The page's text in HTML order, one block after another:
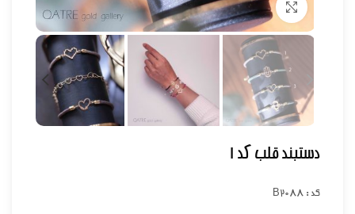
برای بزرگنمایی کلیک کنید
دستبند قلب کد ۱
کد : B2088